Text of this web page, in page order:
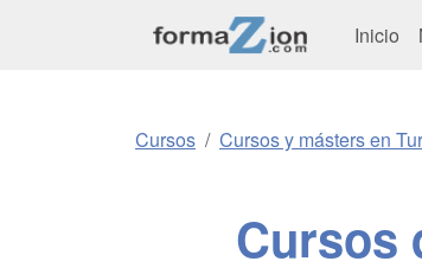
Inicio
Cursos Cursos y másters en
Cursos